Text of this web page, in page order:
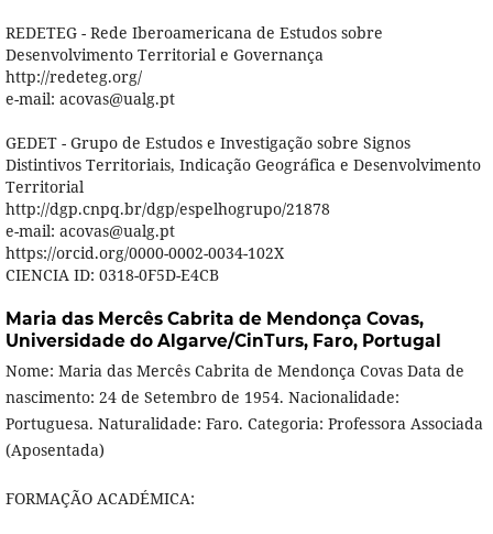
REDETEG - Rede Iberoamericana de Estudos sobre
Desenvolvimento Territorial e Governança
http://redeteg.org/
e-mail: acovas@ualg.pt
GEDET - Grupo de Estudos e Investigação sobre Signos
Distintivos Territoriais, Indicação Geográfica e Desenvolvimento
Territorial
http://dgp.cnpq.br/dgp/espelhogrupo/21878
e-mail: acovas@ualg.pt
https://orcid.org/0000-0002-0034-102X
CIENCIA ID: 0318-0F5D-E4CB
Maria das Mercês Cabrita de Mendonça Covas,
Universidade do Algarve/CinTurs, Faro, Portugal
Nome: Maria das Mercês Cabrita de Mendonça Covas Data de
nascimento: 24 de Setembro de 1954. Nacionalidade:
Portuguesa. Naturalidade: Faro. Categoria: Professora Associada
(Aposentada)
FORMAÇÃO ACADÉMICA: